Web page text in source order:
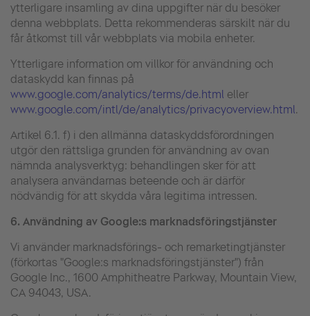
ytterligare insamling av dina uppgifter när du besöker
denna webbplats. Detta rekommenderas särskilt när du
får åtkomst till vår webbplats via mobila enheter.
Ytterligare information om villkor för användning och
dataskydd kan finnas på
www.google.com/analytics/terms/de.html eller
www.google.com/intl/de/analytics/privacyoverview.html.
Artikel 6.1. f) i den allmänna dataskyddsförordningen
utgör den rättsliga grunden för användning av ovan
nämnda analysverktyg: behandlingen sker för att
analysera användarnas beteende och är därför
nödvändig för att skydda våra legitima intressen.
6. Användning av Google:s marknadsföringstjänster
Vi använder marknadsförings- och remarketingtjänster
(förkortas "Google:s marknadsföringstjänster") från
Google Inc., 1600 Amphitheatre Parkway, Mountain View,
CA 94043, USA.